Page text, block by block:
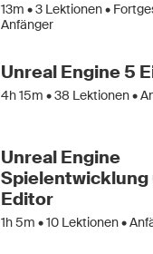
13m •3 Lektionen •
Anfänger
Unreal Engine 5
4h 15m •38 Lektionen •
Unreal Engine
Spielentwicklung
Editor
1h 5m •10 Lektionen •